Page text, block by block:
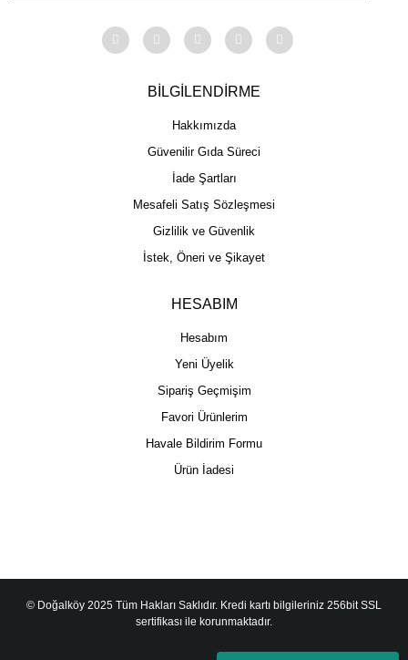
BİLGİLENDİRME
Hakkımızda
Güvenilir Gıda Süreci
İade Şartları
Mesafeli Satış Sözleşmesi
Gizlilik ve Güvenlik
İstek, Öneri ve Şikayet
HESABIM
Hesabım
Yeni Üyelik
Sipariş Geçmişim
Favori Ürünlerim
Havale Bildirim Formu
Ürün İadesi
© Doğalköy 2025 Tüm Hakları Saklıdır. Kredi kartı bilgileriniz 256bit SSL
sertifikası ile korunmaktadır.